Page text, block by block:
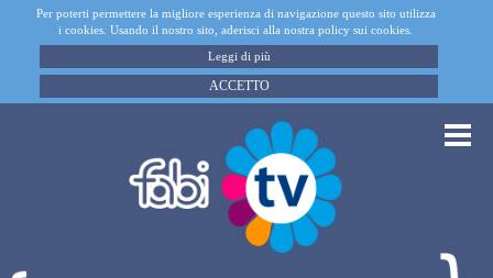
Per poterti permettere la migliore esperienza di navigazione questo sito utilizza
i cookies. Usando il nostro sito, aderisci alla nostra policy sui cookies.
Leggi di più
ACCETTO